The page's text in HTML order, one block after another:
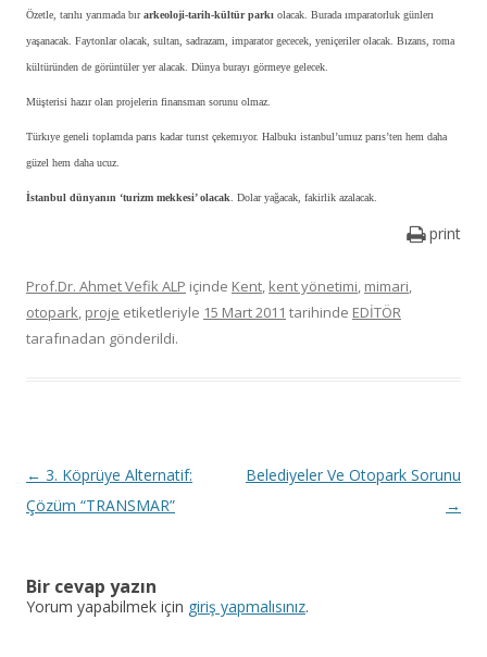
Özetle, tarıhı yarımada bırarkeoloji-tarih-kültür parkı olacak. Burada ımparatorluk günlerı
yaşanacak. Faytonlar olacak, sultan, sadrazam, imparator gececek, yeniçeriler olacak. Bızans, roma
kültüründen de görüntüler yer alacak. Dünya burayı görmeye gelecek.
Müşterisi hazır olan projelerin finansman sorunu olmaz.
Türkıye geneli toplamda parıs kadar turıst çekemıyor. Halbukı istanbul’umuz parıs’ten hem daha
güzel hem daha ucuz.
İstanbul dünyanın ‘turizm mekkesi’ olacak . Dolar yağacak, fakirlik azalacak.
print
Prof.Dr. Ahmet Vefik ALP içinde Kent, kent yönetimi, mimari,
otopark, proje etiketleriyle 15 Mart 2011 tarihinde EDİTÖR
tarafınadan gönderildi.
Y
a
d
← 3. Köprüye Alternatif:
Çözüm “TRANSMAR”
Belediyeler Ve Otopark Sorunu
→
Bir cevap yazın
Yorum yapabilmek için giriş yapmalısınız.